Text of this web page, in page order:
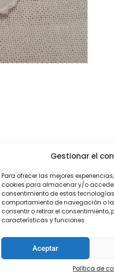
Gestionar el
Para ofrecer las mejores
cookies para almacenar y/o
consentimiento de estas
comportamiento de navegación o
consentir o retirar el
características y funciones.
Aceptar
Política de
Valoraciones (0)